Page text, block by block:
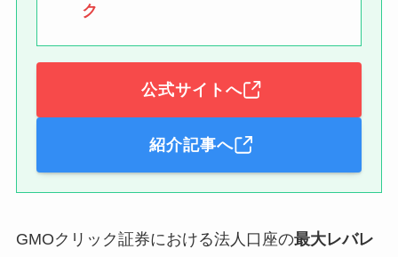
ク
公式サイトへ
紹介記事へ
GMOクリック証券における法人口座の最大レバレ